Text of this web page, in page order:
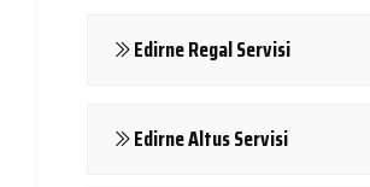
Edirne Regal Servisi
Edirne Altus Servisi